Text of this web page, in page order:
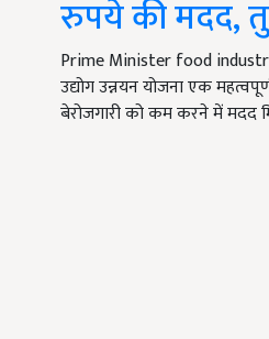
रुपये की मदद,
Prime Minister food industry
उद्योग उन्नयन योजना एक
बेरोजगारी को कम करने में मदद